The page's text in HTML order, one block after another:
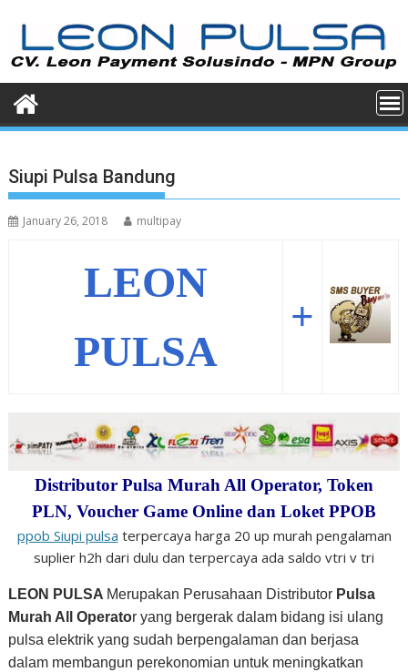
content
Siupi Pulsa Bandung
January 26, 2018 multipay
LEON
PULSA
+
Distributor Pulsa Murah All Operator, Token
PLN, Voucher Game Online dan Loket PPOB
ppob Siupi pulsa terpercaya harga 20 up murah pengalaman
suplier h2h dari dulu dan terpercaya ada saldo vtri v tri
LEON PULSA Merupakan Perusahaan Distributor Pulsa
Murah All Operator yang bergerak dalam bidang isi ulang
pulsa elektrik yang sudah berpengalaman dan berjasa
dalam membangun perekonomian untuk meningkatkan